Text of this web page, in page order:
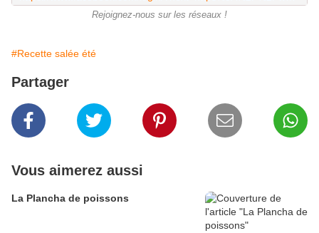
Rejoignez-nous sur les réseaux !
#Recette salée été
Partager
Vous aimerez aussi
La Plancha de poissons